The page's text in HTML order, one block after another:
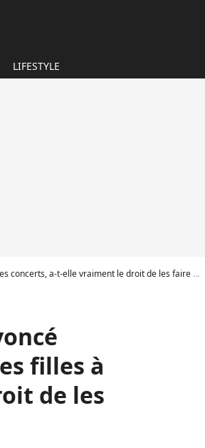
LIFESTYLE
t-elle vraiment le droit de les faire monter sur scène ?
filles à
de les